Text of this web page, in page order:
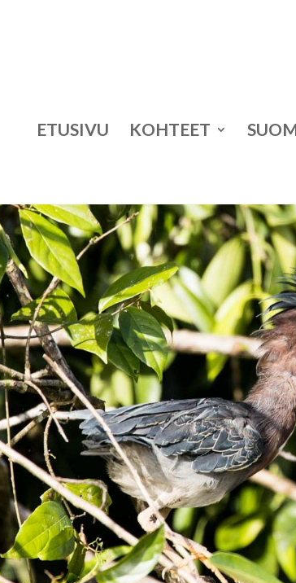
ETUSIVU KOHTEET